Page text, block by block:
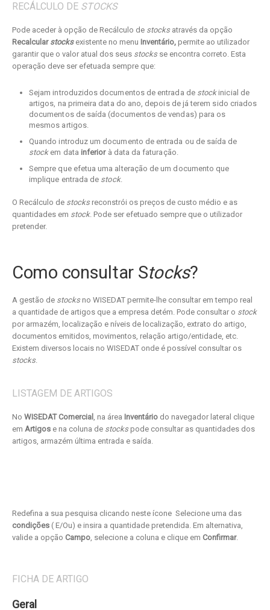
RECÁLCULO DE STOCKS
Pode aceder à opção de Recálculo de stocksatravés da opção
Recalcular stocksexistente no menu Inventário, permite ao utilizador
garantir que o valor atual dos seus stocksse encontra correto. Esta
operação deve ser efetuada sempre que:
Sejam introduzidos documentos de entrada de stockinicial de
artigos, na primeira data do ano, depois de já terem sido criados
documentos de saída (documentos de vendas) para os
mesmos artigos.
Quando introduz um documento de entrada ou de saída de
stockem data inferiorà data da faturação.
Sempre que efetua uma alteração de um documento que
implique entrada de stock.
O Recálculo de stocksreconstrói os preços de custo médio e as
quantidades em stock. Pode ser efetuado sempre que o utilizador
pretender.
Como consultar Stocks?
A gestão de stocksno WISEDAT permite-lhe consultar em tempo real
a quantidade de artigos que a empresa detém. Pode consultar o stock
por armazém, localização e níveis de localização, extrato do artigo,
documentos emitidos, movimentos, relação artigo/entidade, etc.
Existem diversos locais no WISEDAT onde é possível consultar os
stocks.
LISTAGEM DE ARTIGOS
No WISEDAT Comercial , na área Inventário do navegador lateral clique
em Artigos e na coluna de stockspode consultar as quantidades dos
artigos, armazém última entrada e saída.
Redefina a sua pesquisa clicando neste ícone Selecione uma das
condições ( E/Ou) e insira a quantidade pretendida. Em alternativa,
valide a opção Campo, selecione a coluna e clique em Confirmar.
FICHA DE ARTIGO
Geral